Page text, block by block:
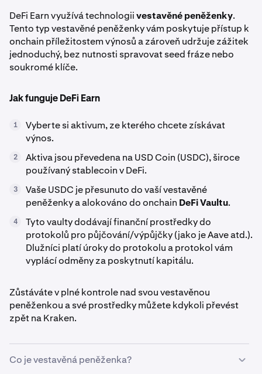
DeFi Earn využívá technologiivestavěné peněženky.
Tento typ vestavěné peněženky vám poskytuje přístup k
onchain příležitostem výnosů a zároveň udržuje zážitek
jednoduchý, bez nutnosti spravovat seed fráze nebo
soukromé klíče.
Jak funguje DeFi Earn
1
Vyberte si aktivum, ze kterého chcete získávat
výnos.
2
Aktiva jsou převedena na USD Coin (USDC), široce
používaný stablecoin v DeFi.
3
Vaše USDC je přesunuto do vaší vestavěné
peněženky a alokováno do onchain DeFi Vaultu.
4
Tyto vaulty dodávají finanční prostředky do
protokolů pro půjčování/výpůjčky (jako je Aave atd.).
Dlužníci platí úroky do protokolu a protokol vám
vyplácí odměny za poskytnutí kapitálu.
Zůstáváte v plné kontrole nad svou vestavěnou
peněženkou a své prostředky můžete kdykoli převést
zpět na Kraken.
Co je vestavěná peněženka?